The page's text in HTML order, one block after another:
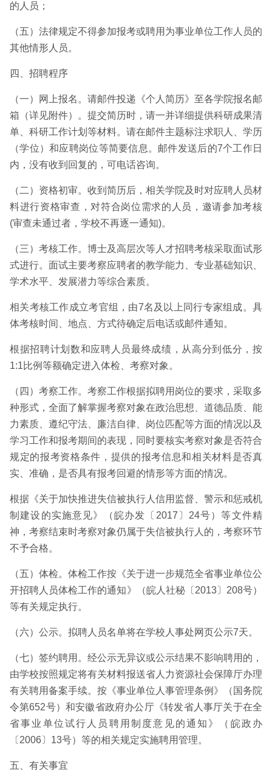
的人员；
（五）法律规定不得参加报考或聘用为事业单位工作人员的
其他情形人员。
四、招聘程序
（一）网上报名。请邮件投递《个人简历》至各学院报名邮
箱（详见附件）。提交简历时，请一并详细提供科研成果清
单、科研工作计划等材料。请在邮件主题标注求职人、学历
（学位）和应聘岗位等简要信息。邮件发送后的7个工作日
内，没有收到回复的，可电话咨询。
（二）资格初审。收到简历后，相关学院及时对应聘人员材
料进行资格审查，对符合岗位需求的人员，邀请参加考核
(审查未通过者，学校不再逐一通知)。
（三）考核工作。博士及高层次等人才招聘考核采取面试形
式进行。面试主要考察应聘者的教学能力、专业基础知识、
学术水平、发展潜力等综合素质。
相关考核工作成立考官组，由7名及以上同行专家组成。具
体考核时间、地点、方式待确定后电话或邮件通知。
根据招聘计划数和应聘人员最终成绩，从高分到低分，按
1:1比例等额确定进入体检、考察对象。
（四）考察工作。考察工作根据拟聘用岗位的要求，采取多
种形式，全面了解掌握考察对象在政治思想、道德品质、能
力素质、遵纪守法、廉洁自律、岗位匹配等方面的情况以及
学习工作和报考期间的表现，同时要核实考察对象是否符合
规定的报考资格条件，提供的报考信息和相关材料是否真
实、准确，是否具有报考回避的情形等方面的情况。
根据《关于加快推进失信被执行人信用监督、警示和惩戒机
制建设的实施意见》（皖办发〔2017〕24号）等文件精
神，考察结束时考察对象仍属于失信被执行人的，考察环节
不予合格。
（五）体检。体检工作按《关于进一步规范全省事业单位公
开招聘人员体检工作的通知》（皖人社秘〔2013〕208号）
等有关规定执行。
（六）公示。拟聘人员名单将在学校人事处网页公示7天。
（七）签约聘用。经公示无异议或公示结果不影响聘用的，
由学校按照规定将有关材料报送省人力资源社会保障厅办理
有关聘用备案手续。按《事业单位人事管理条例》（国务院
令第652号）和安徽省政府办公厅《转发省人事厅关于在全
省事业单位试行人员聘用制度意见的通知》（皖政办
〔2006〕13号）等的相关规定实施聘用管理。
五、有关事宜